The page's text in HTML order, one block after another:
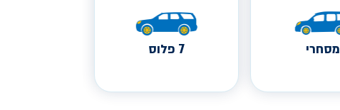
מסחרי 7 פלוס